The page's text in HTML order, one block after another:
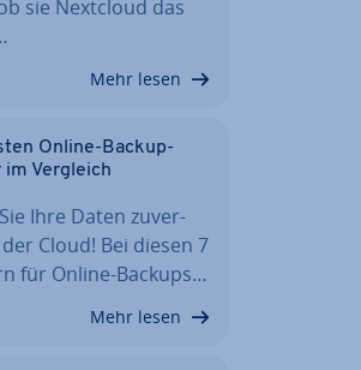
sie Nextcloud das
Mehr lesen
Online-Backup-
Vergleich
Ihre Daten zu­ver­
Cloud! Bei diesen 7
für Online-Backups…
Mehr lesen